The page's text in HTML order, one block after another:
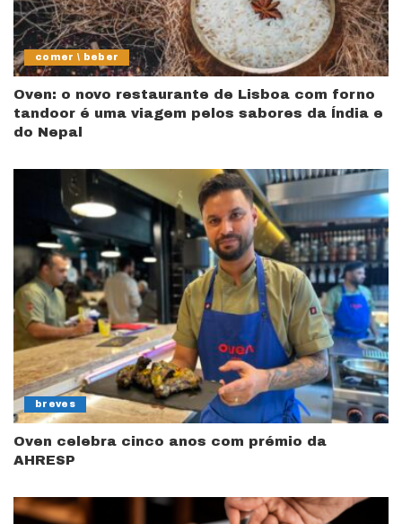
comer \ beber
Oven: o novo restaurante de Lisboa com forno
tandoor é uma viagem pelos sabores da Índia e
do Nepal
breves
Oven celebra cinco anos com prémio da
AHRESP